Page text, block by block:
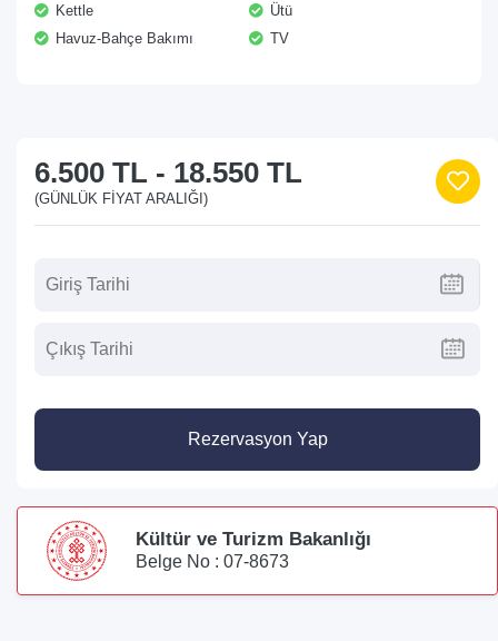
Kettle
Ütü
Havuz-Bahçe Bakımı
TV
6.500 TL - 18.550 TL
(GÜNLÜK FIYAT ARALIĞI)
Rezervasyon Yap
Kültür ve Turizm Bakanlığı
Belge No : 07-8673